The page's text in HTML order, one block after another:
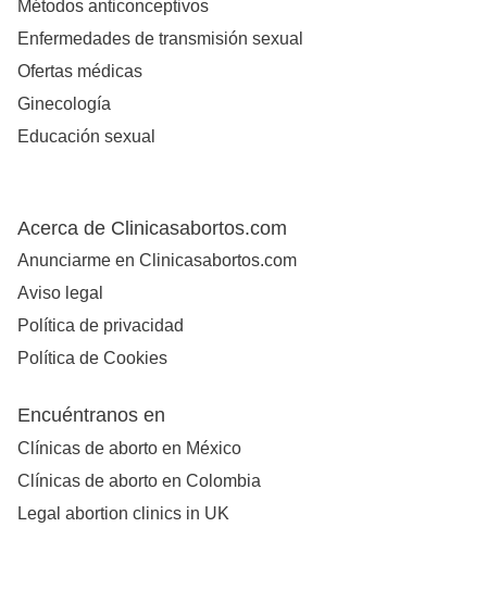
Métodos anticonceptivos
Enfermedades de transmisión sexual
Ofertas médicas
Ginecología
Educación sexual
Acerca de Clinicasabortos.com
Anunciarme en Clinicasabortos.com
Aviso legal
Política de privacidad
Política de Cookies
Encuéntranos en
Clínicas de aborto en México
Clínicas de aborto en Colombia
Legal abortion clinics in UK